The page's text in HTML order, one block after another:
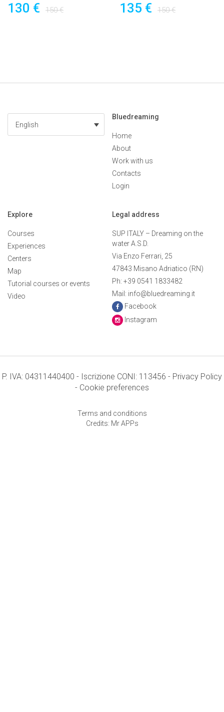
130 € 150 € 135 € 150 €
English
Bluedreaming
Home
About
Work with us
Contacts
Login
Explore
Courses
Experiences
Centers
Map
Tutorial courses or events
Video
Legal address
SUP ITALY – Dreaming on the
water A.S.D.
Via Enzo Ferrari, 25
47843 Misano Adriatico (RN)
Ph: +39 0541 1833482
Mail: info@bluedreaming.it
Facebook
Instagram
P. IVA: 04311440400 - Iscrizione CONI: 113456 - Privacy Policy
- Cookie preferences
Terms and conditions
Credits: Mr APPs